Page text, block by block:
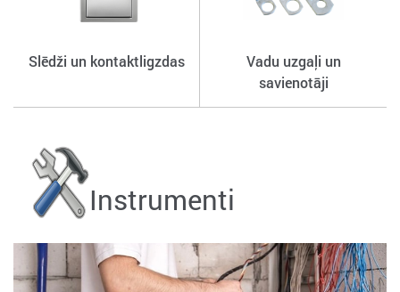
Slēdži un kontaktligzdas
Vadu uzgaļi un
savienotāji
Instrumenti